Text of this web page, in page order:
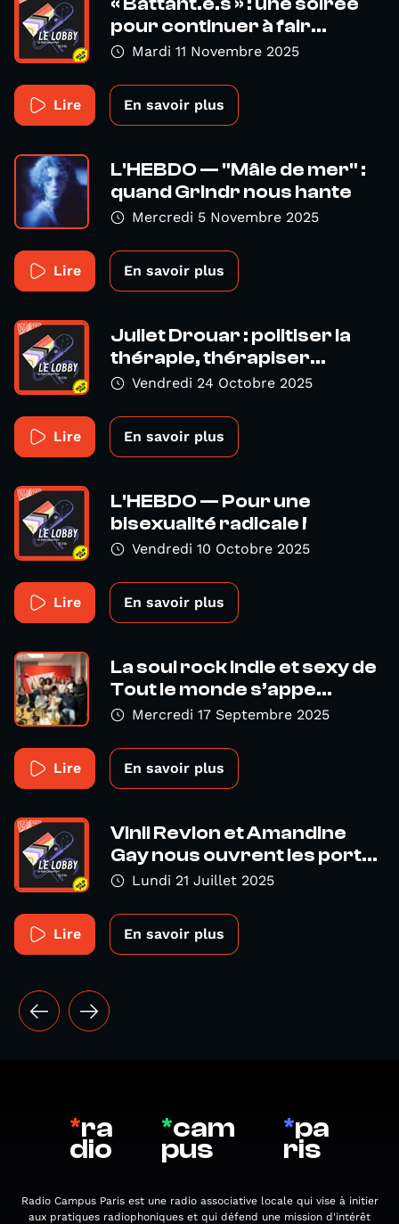
pour continuer à fair...
Mardi 11 Novembre 2025
Lire En savoir plus
L'HEBDO — "Mâle de mer" :
quand Grindr nous hante
Mercredi 5 Novembre 2025
Lire En savoir plus
Juliet Drouar : politiser la
thérapie, thérapiser...
Vendredi 24 Octobre 2025
Lire En savoir plus
L'HEBDO — Pour une
bisexualité radicale !
Vendredi 10 Octobre 2025
Lire En savoir plus
La soul rock indie et sexy de
Tout le monde s’appe...
Mercredi 17 Septembre 2025
Lire En savoir plus
Vinii Revlon et Amandine
Gay nous ouvrent les port...
Lundi 21 Juillet 2025
Lire En savoir plus
*ra
dio
*cam
pus
*pa
ris
Radio Campus Paris est une radio associative locale qui vise à initier
aux pratiques radiophoniques et qui défend une mission d'intérêt